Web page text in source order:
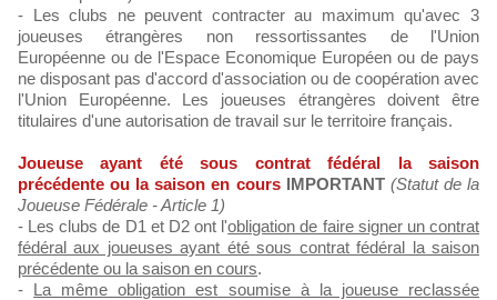
- Les clubs ne peuvent contracter au maximum qu'avec 3
joueuses étrangères non ressortissantes de l'Union
Européenne ou de l'Espace Economique Européen ou de pays
ne disposant pas d'accord d'association ou de coopération avec
l'Union Européenne. Les joueuses étrangères doivent être
titulaires d'une autorisation de travail sur le territoire français.
Joueuse ayant été sous contrat fédéral la saison
précédente ou la saison en coursIMPORTANT (Statut de la
Joueuse Fédérale - Article 1)
- Les clubs de D1 et D2 ont l'obligation de faire signer un contrat
fédéral aux joueuses ayant été sous contrat fédéral la saison
précédente ou la saison en cours.
- La même obligation est soumise à la joueuse reclassée